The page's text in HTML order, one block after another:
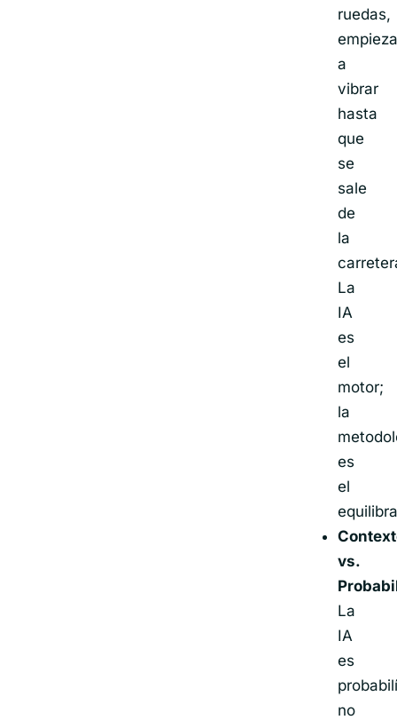
ruedas,
empieza
a
vibrar
hasta
que
se
sale
de
la
La
IA
es
el
motor;
la
es
el
vs.
La
IA
es
no